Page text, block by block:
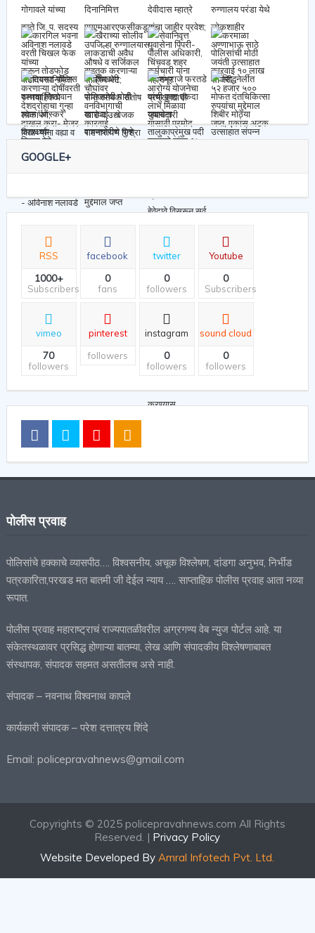
GOOGLE+
RSS
1000+
Subscribers
facebook
0
fans
twitter
0
followers
Youtube
0
Subscribers
vimeo
70
followers
pinterest
followers
instagram
0
followers
sound cloud
0
followers
पोलीस प्रवाह
पोलिसांचे हक्काचे व्यासपीठ…. विश्वसनीय, अचूक विश्लेषण, दांडगा अनुभव, निर्भीड
पत्रकारिता,परखड मत बातमी जी देईल न्याय …. साप्ताहिक पोलीस प्रवाह आता नव्या
रूपात.
पोलीस प्रवाह महाराष्ट्राचं राज्यपातळीवरील अग्रगण्य वेब न्युज पोर्टल आहे. या
संकेतस्थळावर प्रसिद्ध होणाऱ्या बातम्या, लेख आणि संपादकीय विश्लेषणाबाबत
संस्थापक, संपादक सहमत असतीलच असे नाही.
संपादक – नवनाथ विश्वनाथ कापले
कार्यकारी संपादक – परेश दत्तात्रय शिंदे
Email: policepravahnews@gmail.com
Copyrights © 2025 policepravahnews.com All Rights
Reserved. | Privacy Policy
Website Developed By Amral Infotech Pvt. Ltd.